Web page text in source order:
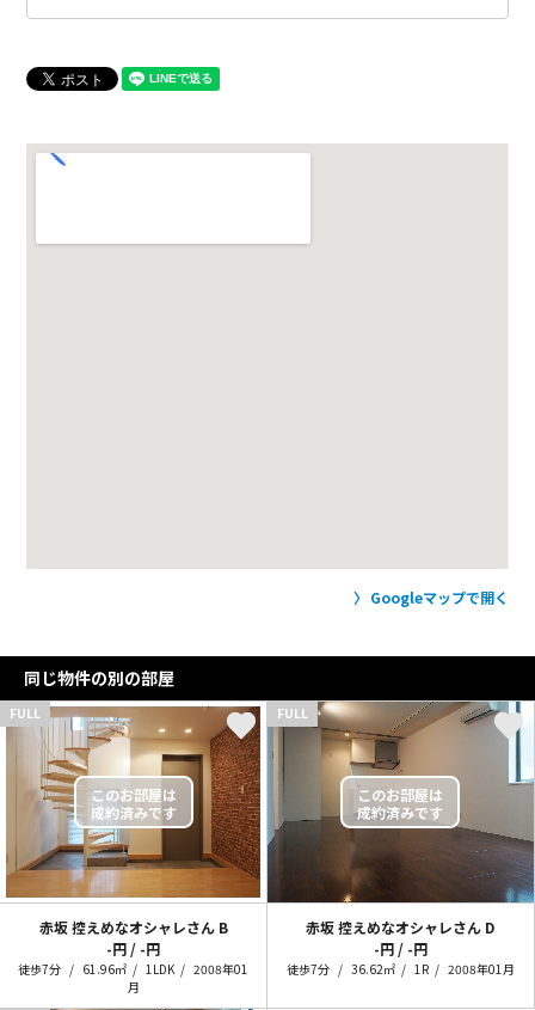
Googleマップで開く
同じ物件の別の部屋
FULL
赤坂 控えめなオシャレさん B
-円 / -円
徒歩7分 61.96㎡ 1LDK
2008年01
月
FULL
赤坂 控えめなオシャレさん D
-円 / -円
徒歩7分 36.62㎡ 1R 2008年01月